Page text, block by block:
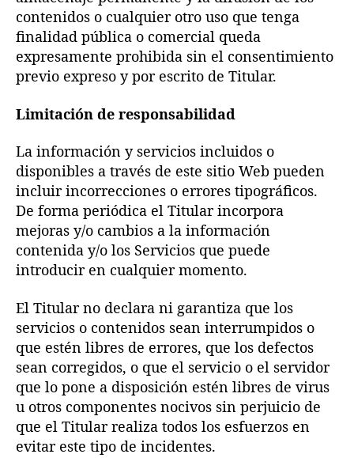
contenidos o cualquier otro uso que tenga
finalidad pública o comercial queda
expresamente prohibida sin el consentimiento
previo expreso y por escrito de Titular.
Limitación de responsabilidad
La información y servicios incluidos o
disponibles a través de este sitio Web pueden
incluir incorrecciones o errores tipográficos.
De forma periódica el Titular incorpora
mejoras y/o cambios a la información
contenida y/o los Servicios que puede
introducir en cualquier momento.
El Titular no declara ni garantiza que los
servicios o contenidos sean interrumpidos o
que estén libres de errores, que los defectos
sean corregidos, o que el servicio o el servidor
que lo pone a disposición estén libres de virus
u otros componentes nocivos sin perjuicio de
que el Titular realiza todos los esfuerzos en
evitar este tipo de incidentes.